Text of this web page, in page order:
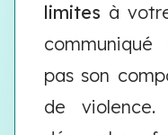
limites à
pas son
de